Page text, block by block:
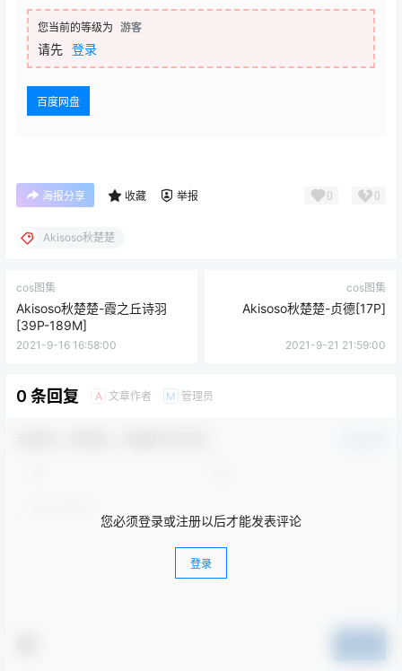
您当前的等级为 游客
请先 登录
百度网盘
海报分享 收藏 举报 0 0
Akisoso秋楚楚
cos图集
Akisoso秋楚楚-霞之丘诗羽
[39P-189M]
2021-9-16 16:58:00
cos图集
Akisoso秋楚楚-贞德[17P]
2021-9-21 21:59:00
0 条回复 A 文章作者 M 管理员
您必须登录或注册以后才能发表评论
登录